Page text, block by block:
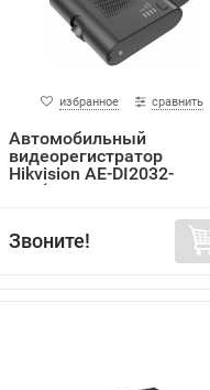
избранное сравнить
Автомобильный
видеорегистратор
Hikvision AE-DI2032-
G40(In...
Звоните!